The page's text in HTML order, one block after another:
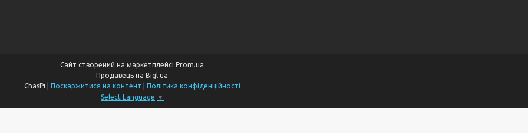
Сайт створений на маркетплейсі Prom.ua
Продавець на Bigl.ua
Поскаржитися на контент
Політика конфіденційності
Select Language ▼